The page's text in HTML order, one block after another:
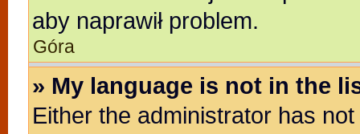
aby naprawił problem.
Góra
» My language is not in the
Either the administrator has